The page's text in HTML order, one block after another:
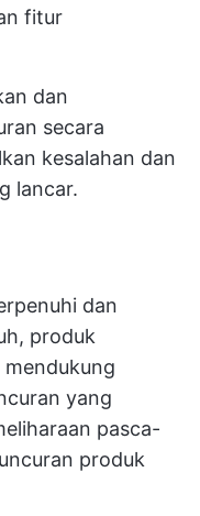
fitur
dan
secara
kesalahan dan
lancar.
dan
produk
yang
pasca-
produk